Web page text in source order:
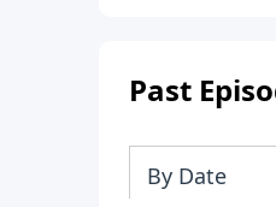
Past
By Date